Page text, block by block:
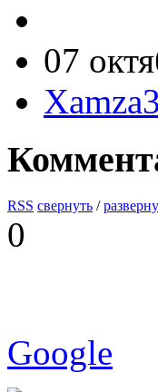
07
RSS свернуть /
0
Google